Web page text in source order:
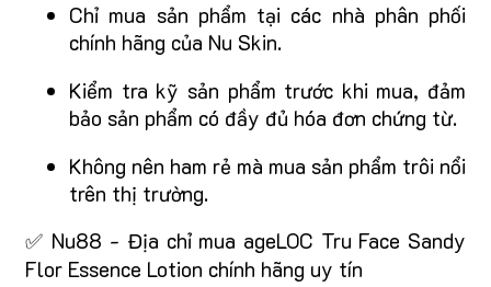
Chỉ mua sản phẩm tại các nhà phân phối
chính hãng của Nu Skin.
Kiểm tra kỹ sản phẩm trước khi mua, đảm
bảo sản phẩm có đầy đủ hóa đơn chứng từ.
Không nên ham rẻ mà mua sản phẩm trôi nổi
trên thị trường.
✅ Nu88 - Địa chỉ mua ageLOC Tru Face Sandy
Flor Essence Lotion chính hãng uy tín